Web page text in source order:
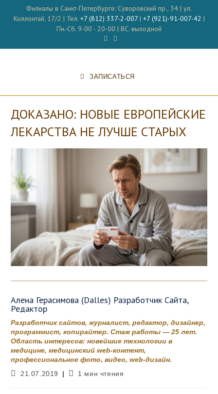
содержимому
Филиалы в Санкт-Петербурге: Суворовский пр., 34 | ул.
Коллонтай, 17/2 | Тел. +7 (812) 337-2-007| +7 (921)-91-007-42 |
Пн.-Сб. 9-00 - 20-00 | ВС. выходной
ЗАПИСАТЬСЯ
ДОКАЗАНО: НОВЫЕ ЕВРОПЕЙСКИЕ
ЛЕКАРСТВА НЕ ЛУЧШЕ СТАРЫХ
Алена Герасимова (Dalles) Разработчик Сайта,
Редактор
Разработчик сайтов, журналист, редактор, дизайнер,
программист, копирайтер. Стаж работы — 25 лет.
Область интересов: новейшие технологии в
медицине, медицинский web-контент,
профессиональное фото, видео, web-дизайн.
Запись
21.07.2019
Время
1 мин чтения